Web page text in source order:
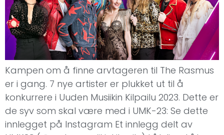
Kampen om å finne arvtageren til The Rasmus
er i gang. 7 nye artister er plukket ut til å
konkurrere i Uuden Musiikin Kilpailu 2023. Dette er
de syv som skal være med i UMK-23: Se dette
innlegget på Instagram Et innlegg delt av